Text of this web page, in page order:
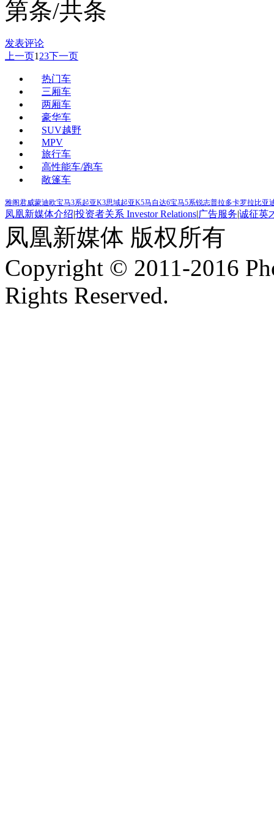
第条/共条
发表评论
上一页1 23下一页
热门车
三厢车
两厢车
豪华车
SUV越野
MPV
旅行车
高性能车/跑车
敞篷车
雅阁君威蒙迪欧宝马3系起亚K3思域起亚K5马自达6宝马5系锐志普拉多卡罗拉比亚
凤凰新媒体介绍|投资者关系 Investor Relations|广告服务|诚征英
凤凰新媒体 版权所有
Copyright © 2011-2016
Rights Reserved.